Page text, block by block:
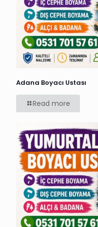
Adana Boyacı Ustası
Read more